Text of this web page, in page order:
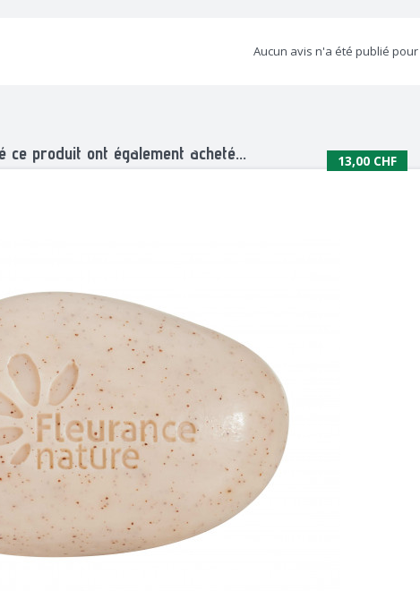
Aucun avis n'a été publié
ce produit ont également acheté... 13,00 CHF